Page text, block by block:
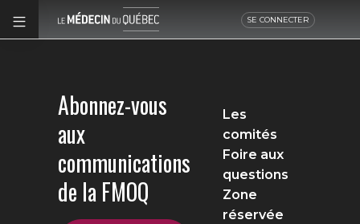
SE CONNECTER
Abonnez-vous
aux
communications
de la FMOQ
Les
comités
Foire aux
questions
Zone
réservée